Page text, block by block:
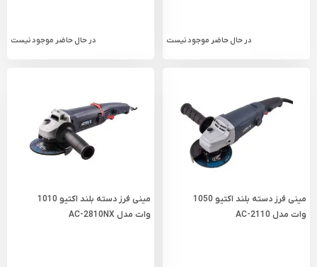
در حال حاضر موجود نیست در حال حاضر موجود نیست
مینی فرز دسته بلند اکتیو 1050
وات مدل AC-2110
مینی فرز دسته بلند اکتیو 1010
وات مدل AC-2810NX